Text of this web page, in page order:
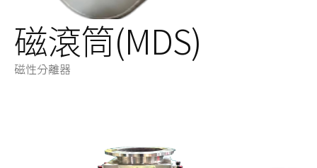
磁滾筒(MDS)
磁性分離器